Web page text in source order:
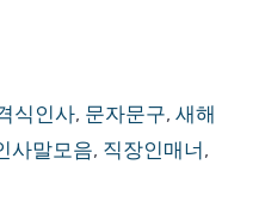
식인사, 문자문구,새해
사말모음, 직장인매너 ,